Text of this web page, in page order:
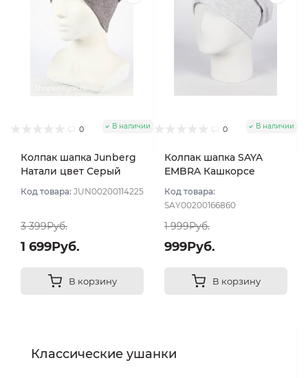
0 В наличии
Колпак шапка Junberg
Натали цвет Серый
Код товара: JUN00200114225
3 399Руб.
1 699Руб.
В корзину
0 В наличии
Колпак шапка SAYA
EMBRA Кашкорсе
светлый мел
Код товара:
SAY00200166860
1 999Руб.
999Руб.
В корзину
Классические ушанки